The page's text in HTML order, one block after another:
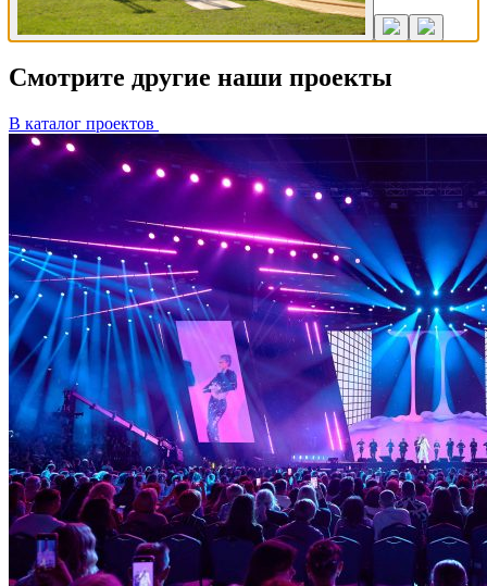
Смотрите другие наши проекты
В каталог проектов